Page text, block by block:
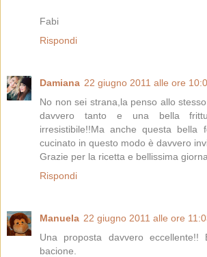
Fabi
Rispondi
Damiana 22 giugno 2011 alle ore
No non sei strana,la penso allo
davvero tanto e una bella
irresistibile!!Ma anche questa bella
cucinato in questo modo è davvero
Grazie per la ricetta e bellissima
Rispondi
Manuela 22 giugno 2011 alle ore
Una proposta davvero eccellente!!
bacione.